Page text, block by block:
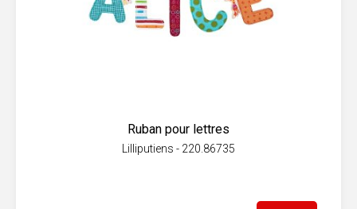
Ruban pour lettres
Lilliputiens - 220.86735